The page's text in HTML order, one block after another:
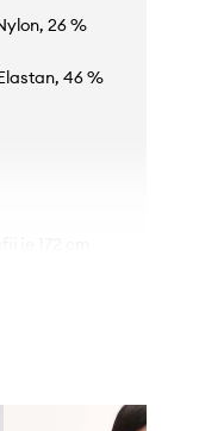
26 %
46 %